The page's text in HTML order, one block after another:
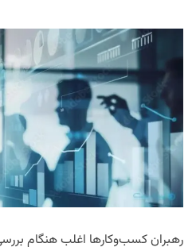
رهبران کسب‌وکارها اغلب هنگام